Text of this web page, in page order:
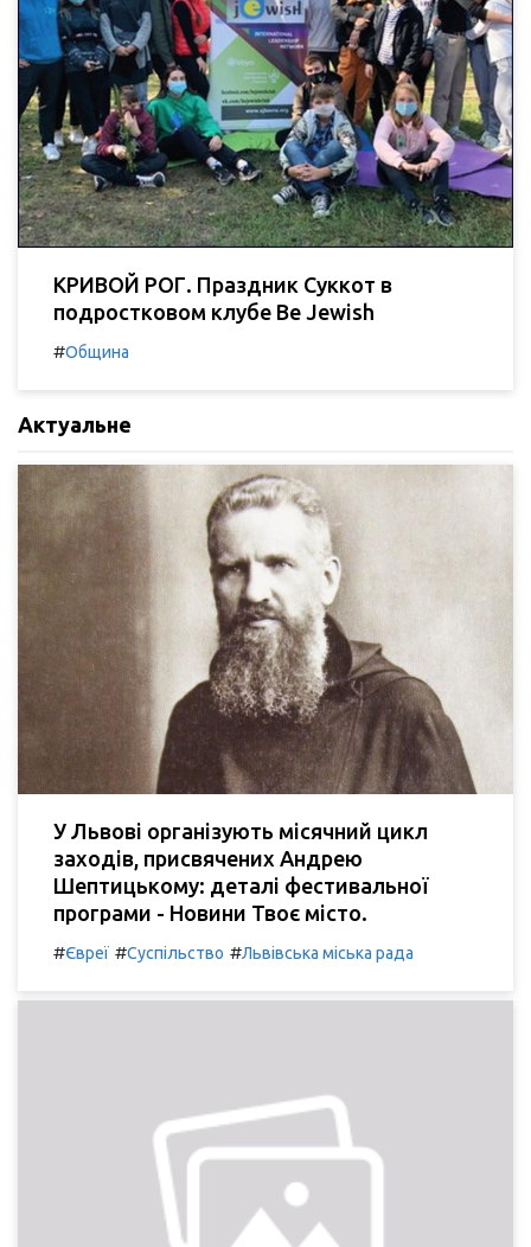
КРИВОЙ РОГ. Праздник Суккот в
подростковом клубе Be Jewish
#Община
Актуальне
У Львові організують місячний цикл
заходів, присвячених Андрею
Шептицькому: деталі фестивальної
програми - Новини Твоє місто.
#Євреї #Суспільство #Львівська міська рада